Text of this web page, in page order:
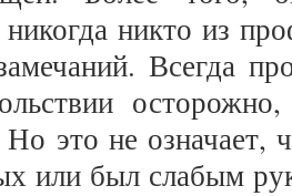
никто из
Всегда
это не означает,
или был слабым